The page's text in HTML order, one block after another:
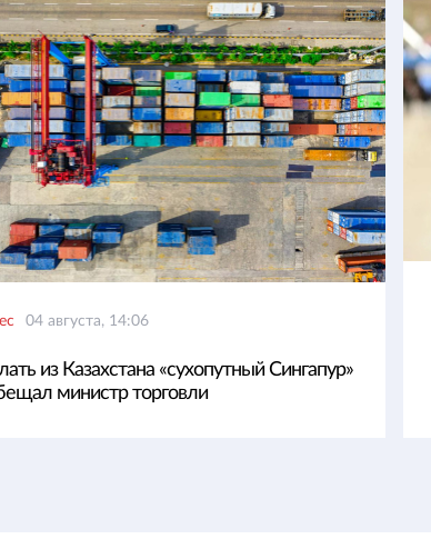
04 августа, 14:06
из Казахстана «сухопутный Сингапур»
министр торговли